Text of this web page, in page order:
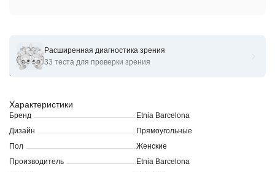
Оправы для очков корригирующих Etnia Barcelona 4 BONNIE
53O
Характеристики
Бренд
Etnia Barcelona
Дизайн
Прямоугольные
Пол
Женские
Производитель
Etnia Barcelona
Расширенная диагностика зрения
33 теста для проверки зрения